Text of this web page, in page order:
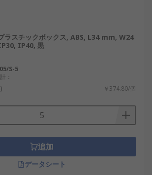
ラスチックボックス, ABS, L34 mm, W24
IP40, 黒
S-5
：
￥374.80/個
追加
データシート